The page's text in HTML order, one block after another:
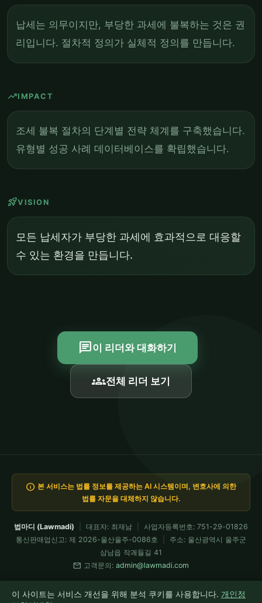
납세는 의무이지만, 부당한 과세에 불복하는 것은 권
리입니다. 절차적 정의가 실체적 정의를 만듭니다.
trending_upIMPACT
조세 불복 절차의 단계별 전략 체계를 구축했습니다.
유형별 성공 사례 데이터베이스를 확립했습니다.
rocket_launchVISION
모든 납세자가 부당한 과세에 효과적으로 대응할
수 있는 환경을 만듭니다.
chat이 리더와 대화하기
groups전체 리더 보기
이 사이트는 서비스 개선을 위해 분석 쿠키를 사용합니다. 개인정
info 본 서비스는 법률 정보를 제공하는 AI 시스템이며, 변호사에 의한
법률 자문을 대체하지 않습니다.
법마디 (Lawmadi) 대표자: 최재남
사업자등록번호: 751-29-01826
통신판매업신고: 제 2026-울산울주-0086호
주소: 울산광역시 울주군
삼남읍 작괘들길 41
mail 고객문의: admin@lawmadi.com